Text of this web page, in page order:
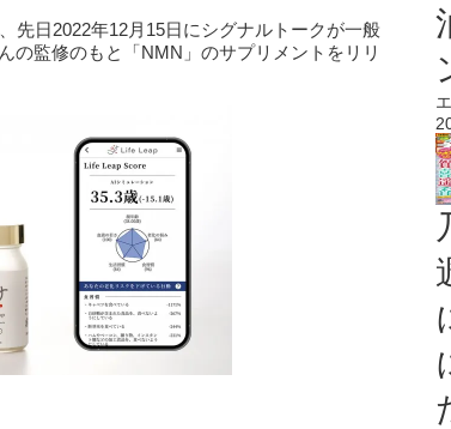
先日2022年12月15日にシグナルトークが一般
の監修のもと「NMN」のサプリメントをリリ